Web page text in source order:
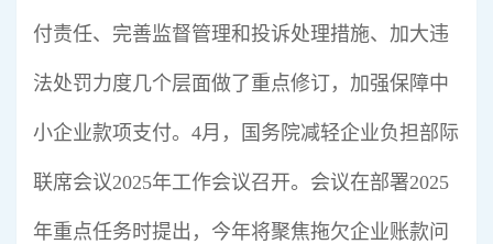
付责任、完善监督管理和投诉处理措施、加大违
法处罚力度几个层面做了重点修订，加强保障中
小企业款项支付。4月，国务院减轻企业负担部际
联席会议2025年工作会议召开。会议在部署2025
年重点任务时提出，今年将聚焦拖欠企业账款问